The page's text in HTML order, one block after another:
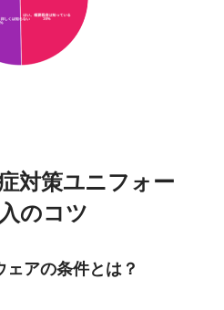
対策ユニフォー
のコツ
アの条件とは？